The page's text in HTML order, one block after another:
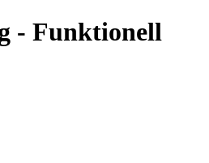
- Funktionell